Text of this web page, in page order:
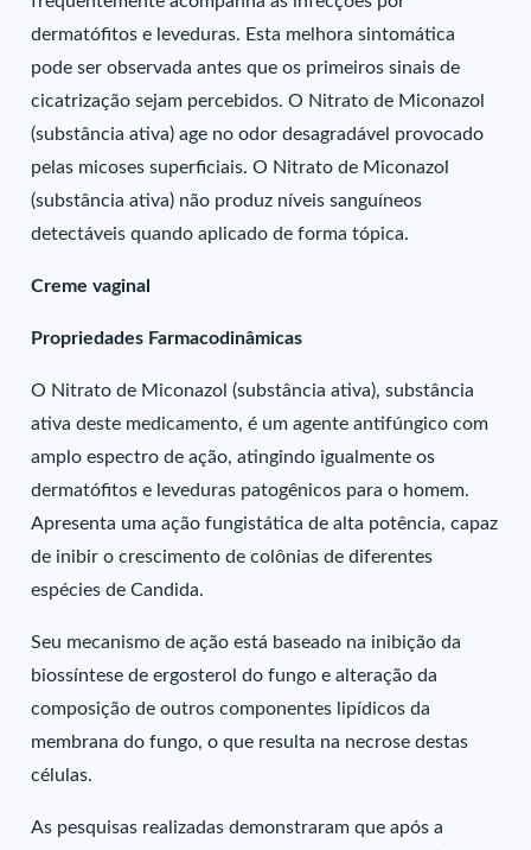
dermatófitos e leveduras. Esta melhora sintomática
pode ser observada antes que os primeiros sinais de
cicatrização sejam percebidos. O Nitrato de Miconazol
(substância ativa) age no odor desagradável provocado
pelas micoses superficiais. O Nitrato de Miconazol
(substância ativa) não produz níveis sanguíneos
detectáveis quando aplicado de forma tópica.
Creme vaginal
Propriedades Farmacodinâmicas
O Nitrato de Miconazol (substância ativa), substância
ativa deste medicamento, é um agente antifúngico com
amplo espectro de ação, atingindo igualmente os
dermatófitos e leveduras patogênicos para o homem.
Apresenta uma ação fungistática de alta potência, capaz
de inibir o crescimento de colônias de diferentes
espécies de Candida.
Seu mecanismo de ação está baseado na inibição da
biossíntese de ergosterol do fungo e alteração da
composição de outros componentes lipídicos da
membrana do fungo, o que resulta na necrose destas
células.
As pesquisas realizadas demonstraram que após a